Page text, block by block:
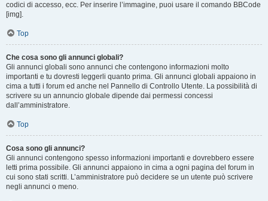
codici di accesso, ecc. Per inserire l’immagine, puoi usare il comando BBCode
[img].
Top
Che cosa sono gli annunci globali?
Gli annunci globali sono annunci che contengono informazioni molto
importanti e tu dovresti leggerli quanto prima. Gli annunci globali appaiono in
cima a tutti i forum ed anche nel Pannello di Controllo Utente. La possibilità di
scrivere su un annuncio globale dipende dai permessi concessi
dall’amministratore.
Top
Cosa sono gli annunci?
Gli annunci contengono spesso informazioni importanti e dovrebbero essere
letti prima possibile. Gli annunci appaiono in cima a ogni pagina del forum in
cui sono stati scritti. L’amministratore può decidere se un utente può scrivere
negli annunci o meno.